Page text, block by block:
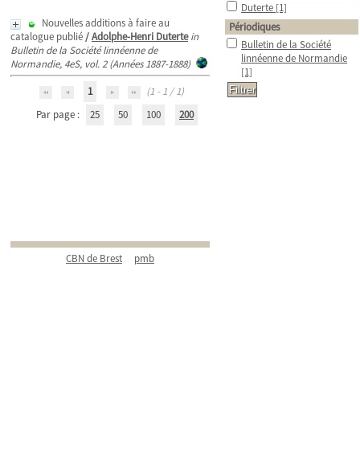
Nouvelles additions à faire au
catalogue publié/Adolphe-Henri Duterte in
Bulletin de la Société linnéenne de
Normandie, 4eS, vol. 2 (Années 1887-1888)
1
(1 - 1 / 1)
Par page :
25 50 100 200
CBN de Brest pmb
Duterte [1]
Périodiques
Bulletin de la Société
linnéenne de Normandie
[1]